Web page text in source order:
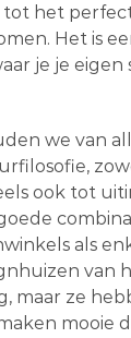
tot het
Het is
je je eigen
we van
ook tot
als
van
maar ze
mooie